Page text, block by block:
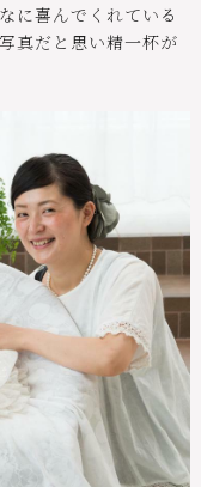
に喜んでくれている
真だと思い精一杯が